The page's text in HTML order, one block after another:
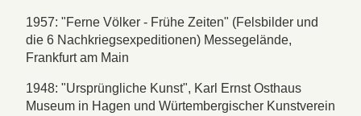
1957: "Ferne Völker - Frühe Zeiten" (Felsbilder und
die 6 Nachkriegsexpeditionen) Messegelände,
Frankfurt am Main
1948: "Ursprüngliche Kunst", Karl Ernst Osthaus
Museum in Hagen und Würtembergischer Kunstverein